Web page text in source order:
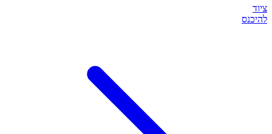
ציוד
להיכנס